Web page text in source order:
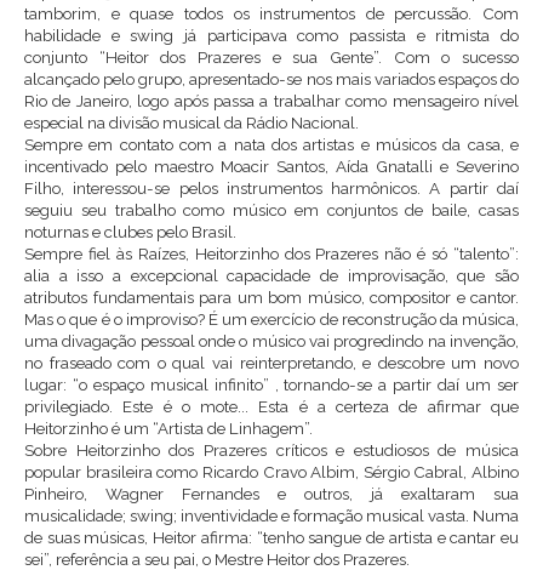
tamborim, e quase todos os instrumentos de percussão. Com
habilidade e swing já participava como passista e ritmista do
conjunto “Heitor dos Prazeres e sua Gente”. Com o sucesso
alcançado pelo grupo, apresentado-se nos mais variados espaços do
Rio de Janeiro, logo após passa a trabalhar como mensageiro nível
especial na divisão musical da Rádio Nacional.
Sempre em contato com a nata dos artistas e músicos da casa, e
incentivado pelo maestro Moacir Santos, Aída Gnatalli e Severino
Filho, interessou-se pelos instrumentos harmônicos. A partir daí
seguiu seu trabalho como músico em conjuntos de baile, casas
noturnas e clubes pelo Brasil.
Sempre fiel às Raízes, Heitorzinho dos Prazeres não é só “talento”:
alia a isso a excepcional capacidade de improvisação, que são
atributos fundamentais para um bom músico, compositor e cantor.
Mas o que é o improviso? É um exercício de reconstrução da música,
uma divagação pessoal onde o músico vai progredindo na invenção,
no fraseado com o qual vai reinterpretando, e descobre um novo
lugar: “o espaço musical infinito” , tornando-se a partir daí um ser
privilegiado. Este é o mote... Esta é a certeza de afirmar que
Heitorzinho é um “Artista de Linhagem”.
Sobre Heitorzinho dos Prazeres críticos e estudiosos de música
popular brasileira como Ricardo Cravo Albim, Sérgio Cabral, Albino
Pinheiro, Wagner Fernandes e outros, já exaltaram sua
musicalidade; swing; inventividade e formação musical vasta. Numa
de suas músicas, Heitor afirma: “tenho sangue de artista e cantar eu
sei”, referência a seu pai, o Mestre Heitor dos Prazeres.